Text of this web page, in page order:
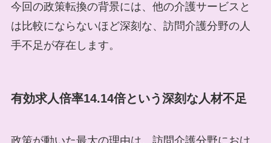
今回の政策転換の背景には、他の介護サービスと
は比較にならないほど深刻な、訪問介護分野の人
手不足が存在します。
有効求人倍率14.14倍という深刻な人材不足
政策が動いた最大の理由は、訪問介護分野におけ